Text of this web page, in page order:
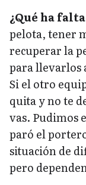
¿Qué ha
pelota, tener
recuperar la
para llevarlos
Si el otro
quita y no te
vas. Pudimos
paró el
situación de
pero